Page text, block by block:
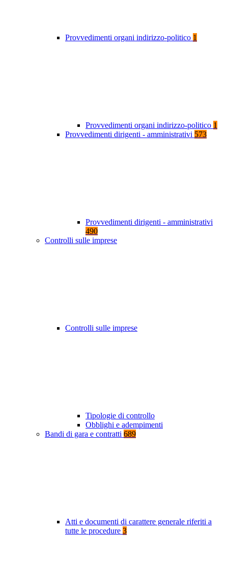
Provvedimenti organi indirizzo-politico 1
Provvedimenti organi indirizzo-politico 1
Provvedimenti dirigenti - amministrativi 573
Provvedimenti dirigenti - amministrativi
490
Controlli sulle imprese
Controlli sulle imprese
Tipologie di controllo
Obblighi e adempimenti
Bandi di gara e contratti 689
Atti e documenti di carattere generale riferiti a
tutte le procedure 3